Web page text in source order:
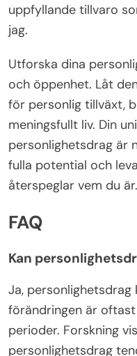
uppfyllande tillvaro
jag.
Utforska dina
och öppenhet. Låt
för personlig tillväxt,
meningsfullt liv. Din
personlighetsdrag är
fulla potential och
återspeglar vem du är.
FAQ
Kan
Ja,
förändringen är
perioder. Forskning
personlighetsdrag